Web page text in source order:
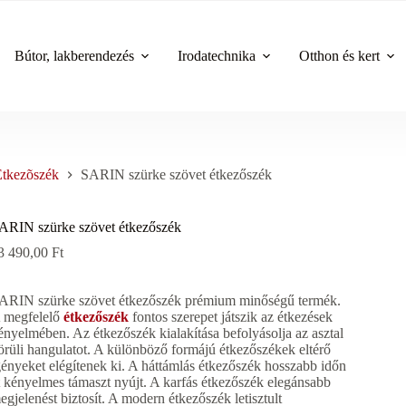
Bútor, lakberendezés Irodatechnika Otthon és kert
SARIN szürke szövet étkezőszék
szürke szövet étkezőszék
490,00Ft
szürke szövet étkezőszék prémium minőségű termék.
megfelelőétkezőszék fontos szerepet játszik az étkezések
Az étkezőszék kialakítása befolyásolja az asztal
hangulatot. A különböző formájú étkezőszékek eltérő
elégítenek ki. A háttámlás étkezőszék hosszabb időn
kényelmes támaszt nyújt. A karfás étkezőszék elegánsabb
biztosít. A modern étkezőszék letisztult